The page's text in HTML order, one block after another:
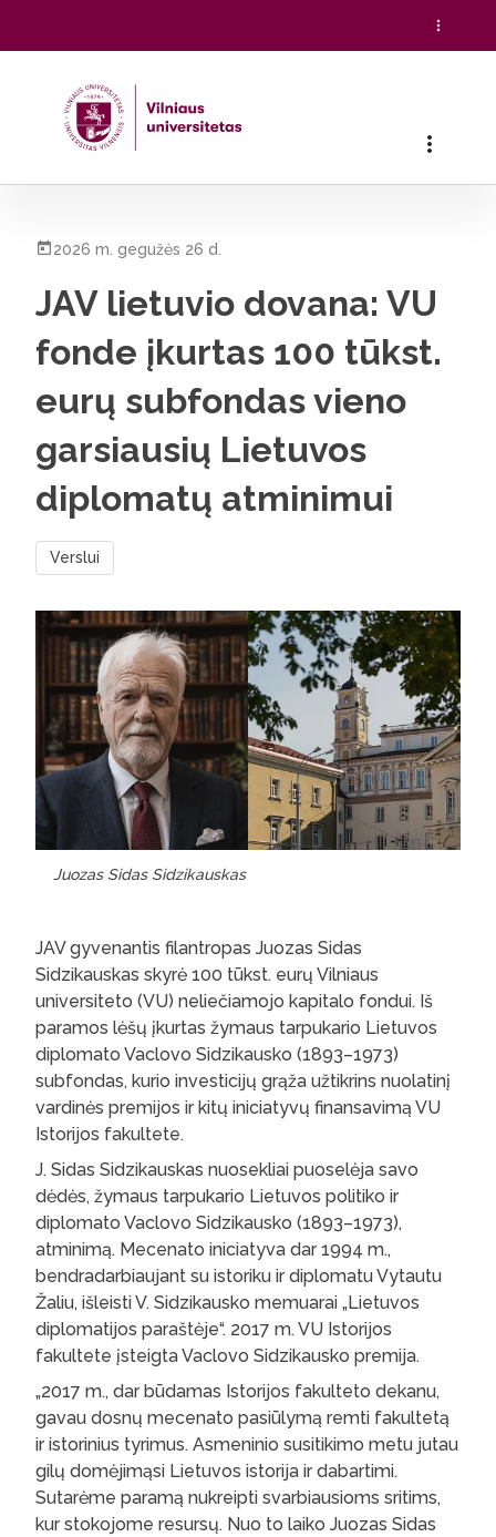
2026 m. gegužės 26 d.
JAV lietuvio dovana: VU
fonde įkurtas 100 tūkst.
eurų subfondas vieno
garsiausių Lietuvos
diplomatų atminimui
Verslui
Juozas Sidas Sidzikauskas
JAV gyvenantis filantropas Juozas Sidas
Sidzikauskas skyrė 100 tūkst. eurų Vilniaus
universiteto (VU) neliečiamojo kapitalo fondui. Iš
paramos lėšų įkurtas žymaus tarpukario Lietuvos
diplomato Vaclovo Sidzikausko (1893–1973)
subfondas, kurio investicijų grąža užtikrins nuolatinį
vardinės premijos ir kitų iniciatyvų finansavimą VU
Istorijos fakultete.
J. Sidas Sidzikauskas nuosekliai puoselėja savo
dėdės, žymaus tarpukario Lietuvos politiko ir
diplomato Vaclovo Sidzikausko (1893–1973),
atminimą. Mecenato iniciatyva dar 1994 m.,
bendradarbiaujant su istoriku ir diplomatu Vytautu
Žaliu, išleisti V. Sidzikausko memuarai „Lietuvos
diplomatijos paraštėje“. 2017 m. VU Istorijos
fakultete įsteigta Vaclovo Sidzikausko premija.
„2017 m., dar būdamas Istorijos fakulteto dekanu,
gavau dosnų mecenato pasiūlymą remti fakultetą
ir istorinius tyrimus. Asmeninio susitikimo metu jutau
gilų domėjimąsi Lietuvos istorija ir dabartimi.
Sutarėme paramą nukreipti svarbiausioms sritims,
kur stokojome resursų. Nuo to laiko Juozas Sidas